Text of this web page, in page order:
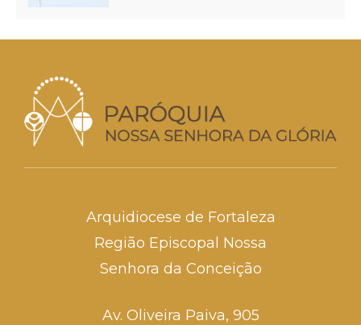
Arquidiocese de Fortaleza
Região Episcopal Nossa
Senhora da Conceição
Av. Oliveira Paiva, 905